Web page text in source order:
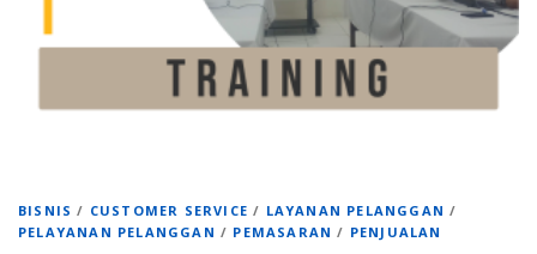
BISNIS / CUSTOMER SERVICE / LAYANAN PELANGGAN /
PELAYANAN PELANGGAN / PEMASARAN / PENJUALAN